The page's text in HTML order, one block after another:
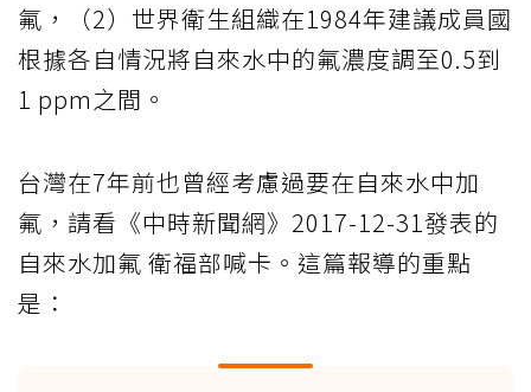
氟，（2）世界衛生組織在1984年建議成員國
根據各自情況將自來水中的氟濃度調至0.5到
1 ppm之間。
台灣在7年前也曾經考慮過要在自來水中加
氟，請看《中時新聞網》2017-12-31發表的
自來水加氟 衛福部喊卡。這篇報導的重點
是：